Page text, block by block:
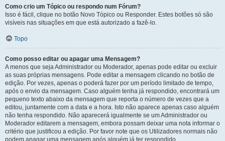
Como crio um Tópico ou respondo num Fórum?
Isso é fácil, clique no botão Novo Tópico ou Responder. Estes botões só são
visíveis nas situações em que está autorizado a fazê-lo.
Topo
Como posso editar ou apagar uma Mensagem?
A menos que seja Administrador ou Moderador, apenas pode editar ou excluir
as suas próprias mensagens. Pode editar a mensagem clicando no botão de
edição. Por vezes, apenas o poderá fazer por um período limitado de tempo,
após o envio da mensagem. Caso alguém tenha já respondido, encontrará um
pequeno texto abaixo da mensagem que reporta o número de vezes que a
editou, juntamente com a data e a hora. Isto não aparece apenas caso alguém
não tenha respondido. Não aparecerá igualmente se um Administrador ou
Moderador editarem a mensagem, embora possam deixar uma nota informar o
critério que justificou a edição. Por favor note que os Utilizadores normais não
podem apagar uma mensagem após alguém já ter respondido.